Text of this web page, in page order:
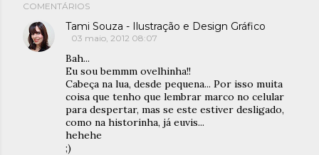
COMENTÁRIOS
Tami Souza - Ilustração e Design Gráfico
03 maio, 2012 08:07
Bah...
Eu sou bemmm ovelhinha!!
Cabeça na lua, desde pequena... Por isso muita
coisa que tenho que lembrar marco no celular
para despertar, mas se este estiver desligado,
como na historinha, já euvis...
hehehe
;)